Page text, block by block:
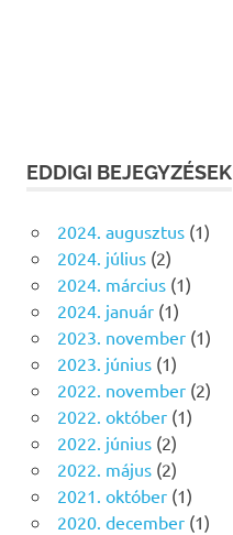
EDDIGI BEJEGYZÉSEK
2024. augusztus(1)
2024. július(2)
2024. március(1)
2024. január(1)
2023. november(1)
2023. június(1)
2022. november(2)
2022. október(1)
2022. június(2)
2022. május(2)
2021. október(1)
2020. december(1)